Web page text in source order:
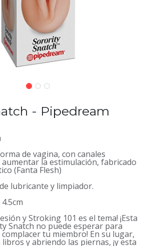
- Pipedream
de vagina, con canales
la estimulación, fabricado
(Fanta Flesh)
lubricante y limpiador.
y Stroking 101 es el tema! ¡Esta
Snatch no puede esperar para
tu miembro! En su lugar,
y abriendo las piernas, ¡y esta